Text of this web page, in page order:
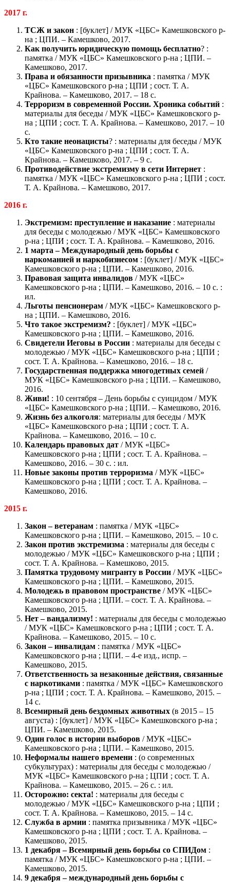
2017 г.
ТСЖ и закон : [буклет] / МУК «ЦБС» Камешковского р-
на ; ЦПИ. – Камешково, 2017.
Как получить юридическую помощь бесплатно? :
памятка / МУК «ЦБС» Камешковского р-на ; ЦПИ. –
Камешково, 2017.
Права и обязанности призывника : памятка / МУК
«ЦБС» Камешковского р-на ; ЦПИ ; сост. Т. А.
Крайнова. – Камешково, 2017. – 18 с.
Терроризм в современной России. Хроника событий :
материалы для беседы / МУК «ЦБС» Камешковского р-
на ; ЦПИ ; сост. Т. А. Крайнова. – Камешково, 2017. – 10
с.
Кто такие неонацисты? : материалы для беседы / МУК
«ЦБС» Камешковского р-на ; ЦПИ ; сост. Т. А.
Крайнова. – Камешково, 2017. – 9 с.
Противодействие экстремизму в сети Интернет :
памятка / МУК «ЦБС» Камешковского р-на ; ЦПИ ; сост.
Т. А. Крайнова. – Камешково, 2017.
2016 г.
Экстремизм: преступление и наказание : материалы
для беседы с молодежью / МУК «ЦБС» Камешковского
р-на ; ЦПИ ; сост. Т. А. Крайнова. – Камешково, 2016.
1 марта – Международный день борьбы с
наркоманией и наркобизнесом : [буклет] / МУК «ЦБС»
Камешковского р-на ; ЦПИ. – Камешково, 2016.
Правовая защита инвалидов / МУК «ЦБС»
Камешковского р-на ; ЦПИ. – Камешково, 2016. – 10 с. :
ил.
Льготы пенсионерам / МУК «ЦБС» Камешковского р-
на ; ЦПИ. – Камешково, 2016.
Что такое экстремизм? : [буклет] / МУК «ЦБС»
Камешковского р-на ; ЦПИ. – Камешково, 2016.
Свидетели Иеговы в России : материалы для беседы с
молодежью / МУК «ЦБС» Камешковского р-на ; ЦПИ ;
сост. Т. А. Крайнова. – Камешково, 2016. – 18 с.
Государственная поддержка многодетных семей /
МУК «ЦБС» Камешковского р-на ; ЦПИ. – Камешково,
2016.
Живи! : 10 сентября – День борьбы с суицидом / МУК
«ЦБС» Камешковского р-на ; ЦПИ. – Камешково, 2016.
Жизнь без алкоголя: материалы для беседы / МУК
«ЦБС» Камешковского р-на ; ЦПИ ; сост. Т. А.
Крайнова. – Камешково, 2016. – 10 с.
Календарь правовых дат / МУК «ЦБС»
Камешковского р-на ; ЦПИ ; сост. Т. А. Крайнова. –
Камешково, 2016. – 30 с. : ил.
Новые законы против терроризма / МУК «ЦБС»
Камешковского р-на ; ЦПИ ; сост. Т. А. Крайнова. –
Камешково, 2016.
2015 г.
Закон – ветеранам : памятка / МУК «ЦБС»
Камешковского р-на ; ЦПИ. – Камешково, 2015. – 10 с.
Закон против экстремизма : материалы для беседы с
молодежью / МУК «ЦБС» Камешковского р-на ; ЦПИ ;
сост. Т. А. Крайнова. – Камешково, 2015.
Памятка трудовому мигранту в России / МУК «ЦБС»
Камешковского р-на ; ЦПИ. – Камешково, 2015.
Молодежь в правовом пространстве / МУК «ЦБС»
Камешковского р-на ; ЦПИ. – сост. Т. А. Крайнова. –
Камешково, 2015.
Нет – вандализму! : материалы для беседы с молодежью
/ МУК «ЦБС» Камешковского р-на ; ЦПИ ; сост. Т. А.
Крайнова. – Камешково, 2015. – 10 с.
Закон – инвалидам : памятка / МУК «ЦБС»
Камешковского р-на ; ЦПИ. – 4-е изд., испр. –
Камешково, 2015.
Ответственность за незаконные действия, связанные
с наркотиками : памятка / МУК «ЦБС» Камешковского
р-на ; ЦПИ ; сост. Т. А. Крайнова. – Камешково, 2015. –
14 с.
Всемирный день бездомных животных (в 2015 – 15
августа) : [буклет] / МУК «ЦБС» Камешковского р-на ;
ЦПИ. – Камешково, 2015.
Один голос в истории выборов / МУК «ЦБС»
Камешковского р-на ; ЦПИ. – Камешково, 2015.
Неформалы нашего времени : (о современных
субкультурах) : материалы для беседы с молодежью /
МУК «ЦБС» Камешковского р-на ; ЦПИ ; сост. Т. А.
Крайнова. – Камешково, 2015. – 26 с. : ил.
Осторожно: секта! : материалы для беседы с
молодежью / МУК «ЦБС» Камешковского р-на ; ЦПИ ;
сост. Т. А. Крайнова. – Камешково, 2015. – 14 с.
Служба в армии : памятка призывника / МУК «ЦБС»
Камешковского р-на ; ЦПИ ; сост. Т. А. Крайнова. –
Камешково, 2015.
1 декабря – Всемирный день борьбы со СПИДом :
памятка / МУК «ЦБС» Камешковского р-на ; ЦПИ. –
Камешково, 2015.
9 декабря – международный день борьбы с